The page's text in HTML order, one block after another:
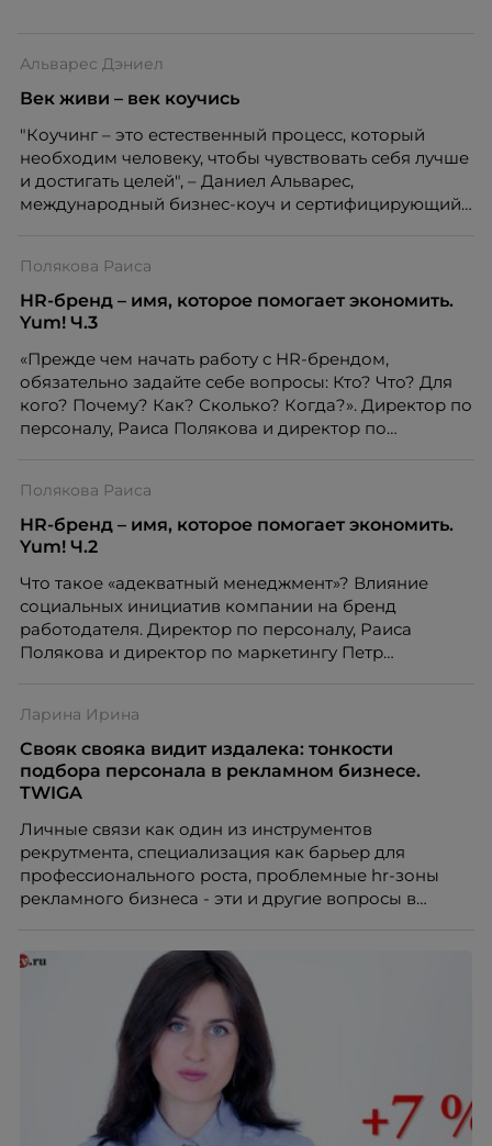
Альварес Дэниел
Век живи – век коучись
"Коучинг – это естественный процесс, который
необходим человеку, чтобы чувствовать себя лучше
и достигать целей", – Даниел Альварес,
международный бизнес-коуч и сертифицирующий
о отличиях женского и мужского коучинга.
Полякова Раиса
HR-бренд – имя, которое помогает экономить.
Yum! Ч.3
«Прежде чем начать работу с HR-брендом,
обязательно задайте себе вопросы: Кто? Что? Для
кого? Почему? Как? Сколько? Когда?». Директор по
персоналу, Раиса Полякова и директор по
которые связаны с карьерным продвижением и
текучестью.
Полякова Раиса
HR-бренд – имя, которое помогает экономить.
Yum! Ч.2
Что такое «адекватный менеджмент»? Влияние
социальных инициатив компании на бренд
работодателя. Директор по персоналу, Раиса
Полякова и директор по маркетингу Петр
для качественного результата.
Ларина Ирина
Свояк свояка видит издалека: тонкости
подбора персонала в рекламном бизнесе.
TWIGA
Личные связи как один из инструментов
рекрутмента, специализация как барьер для
профессионального роста, проблемные hr-зоны
рекламного бизнеса - эти и другие вопросы в
коммуникационной группы TWIGA.